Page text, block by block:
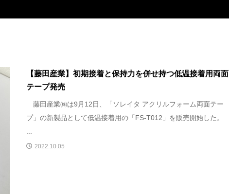
【藤田産業】初期接着と保持力を併せ持つ低温接着用両面
テープ発売
藤田産業㈱は9月12日、「ソレイタ アクリルフォーム両面テー
プ」の新製品として低温接着用の「FS-T012」を販売開始した。
2022.10.05